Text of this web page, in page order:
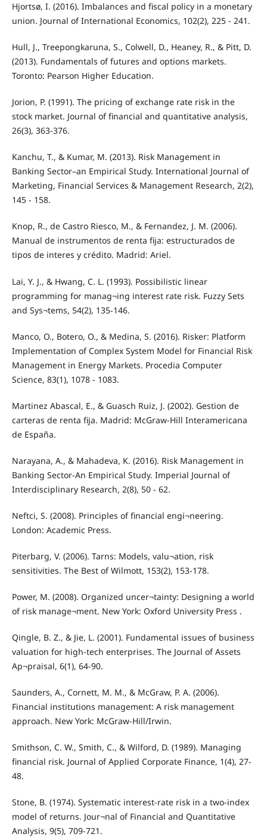
Hjortsø, I. (2016). Imbalances and fiscal policy in a monetary
union. Journal of International Economics, 102(2), 225 - 241.
Hull, J., Treepongkaruna, S., Colwell, D., Heaney, R., & Pitt, D.
(2013). Fundamentals of futures and options markets.
Toronto: Pearson Higher Education.
Jorion, P. (1991). The pricing of exchange rate risk in the
stock market. Journal of financial and quantitative analysis,
26(3), 363-376.
Kanchu, T., & Kumar, M. (2013). Risk Management in
Banking Sector–an Empirical Study. International Journal of
Marketing, Financial Services & Management Research, 2(2),
145 - 158.
Knop, R., de Castro Riesco, M., & Fernandez, J. M. (2006).
Manual de instrumentos de renta fija: estructurados de
tipos de interes y crédito. Madrid: Ariel.
Lai, Y. J., & Hwang, C. L. (1993). Possibilistic linear
programming for manag¬ing interest rate risk. Fuzzy Sets
and Sys¬tems, 54(2), 135-146.
Manco, O., Botero, O., & Medina, S. (2016). Risker: Platform
Implementation of Complex System Model for Financial Risk
Management in Energy Markets. Procedia Computer
Science, 83(1), 1078 - 1083.
Martinez Abascal, E., & Guasch Ruiz, J. (2002). Gestion de
carteras de renta fija. Madrid: McGraw-Hill Interamericana
de España.
Narayana, A., & Mahadeva, K. (2016). Risk Management in
Banking Sector-An Empirical Study. Imperial Journal of
Interdisciplinary Research, 2(8), 50 - 62.
Neftci, S. (2008). Principles of financial engi¬neering.
London: Academic Press.
Piterbarg, V. (2006). Tarns: Models, valu¬ation, risk
sensitivities. The Best of Wilmott, 153(2), 153-178.
Power, M. (2008). Organized uncer¬tainty: Designing a world
of risk manage¬ment. New York: Oxford University Press .
Qingle, B. Z., & Jie, L. (2001). Fundamental issues of business
valuation for high-tech enterprises. The Journal of Assets
Ap¬praisal, 6(1), 64-90.
Saunders, A., Cornett, M. M., & McGraw, P. A. (2006).
Financial institutions management: A risk management
approach. New York: McGraw-Hill/Irwin.
Smithson, C. W., Smith, C., & Wilford, D. (1989). Managing
financial risk. Journal of Applied Corporate Finance, 1(4), 27-
48.
Stone, B. (1974). Systematic interest-rate risk in a two-index
model of returns. Jour¬nal of Financial and Quantitative
Analysis, 9(5), 709-721.